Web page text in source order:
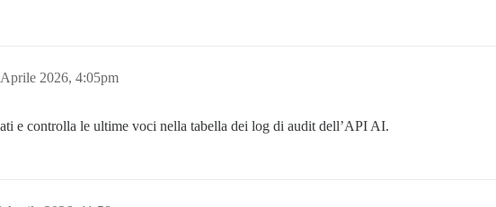
2026, 4:05pm
e controlla le ultime voci nella tabella dei log di audit dell’API AI.